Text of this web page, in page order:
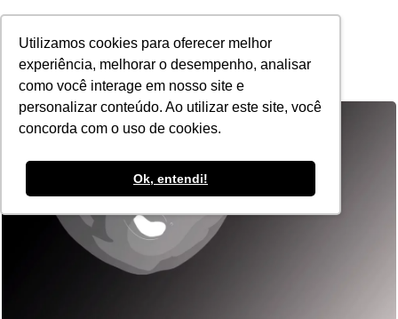
Utilizamos cookies para oferecer melhor
experiência, melhorar o desempenho, analisar
como você interage em nosso site e
personalizar conteúdo. Ao utilizar este site, você
concorda com o uso de cookies.
Ok, entendi!
POR